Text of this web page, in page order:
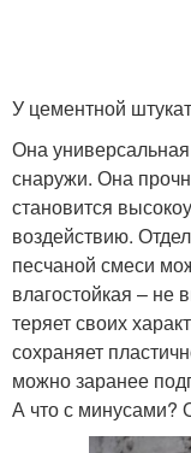
У цементной
Она
снаружи. Она
становится
воздействию.
песчаной смеси
влагостойкая – не
теряет своих
сохраняет
можно заранее
А что с минусами?